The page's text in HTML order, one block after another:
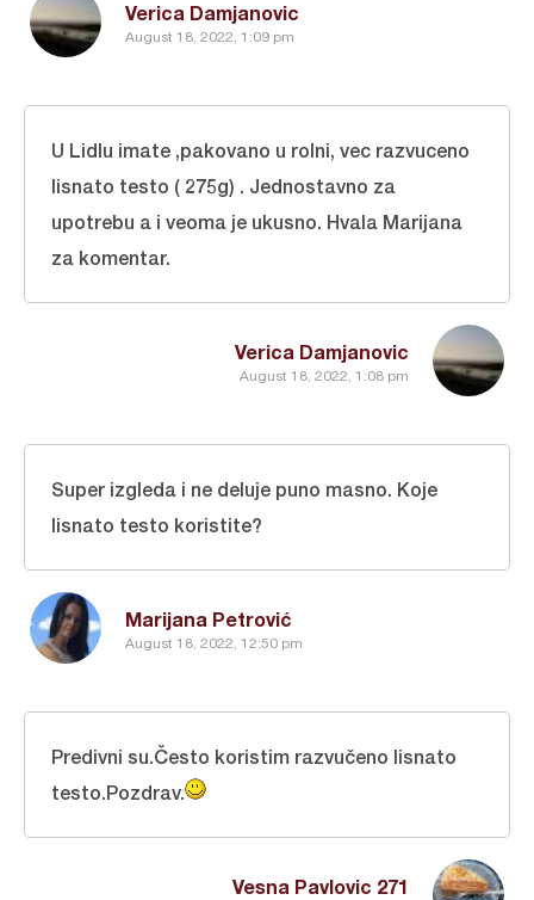
Verica Damjanovic
August 18, 2022, 1:09 pm
Verica Damjanovic
August 18, 2022, 1:08 pm
U Lidlu imate ,pakovano u rolni, vec razvuceno
lisnato testo ( 275g) . Jednostavno za
upotrebu a i veoma je ukusno. Hvala Marijana
za komentar.
Marijana Petrović
August 18, 2022, 12:50 pm
Super izgleda i ne deluje puno masno. Koje
lisnato testo koristite?
Vesna Pavlovic 271
Predivni su.Često koristim razvučeno lisnato
testo.Pozdrav.